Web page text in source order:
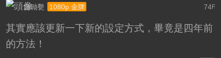
74F
嵞聈甏 1080p 金牌
其實應該更新一下新的設定方式，畢竟是四年前
的方法！